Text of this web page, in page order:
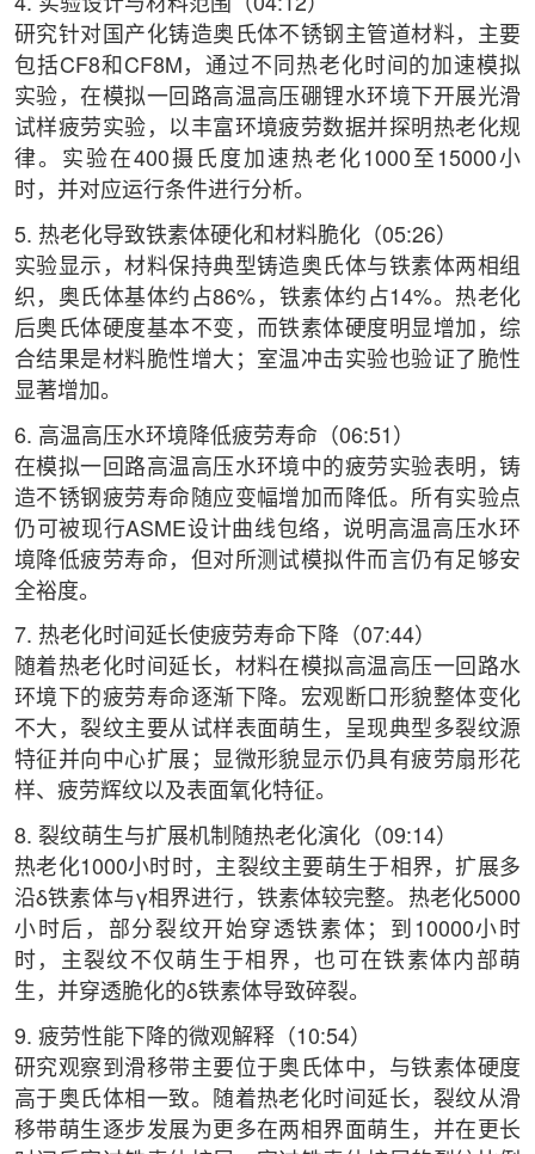
4. 实验设计与材料范围（04:12）
研究针对国产化铸造奥氏体不锈钢主管道材料，主要
包括CF8和CF8M，通过不同热老化时间的加速模拟
实验，在模拟一回路高温高压硼锂水环境下开展光滑
试样疲劳实验，以丰富环境疲劳数据并探明热老化规
律。实验在400摄氏度加速热老化1000至15000小
时，并对应运行条件进行分析。
5. 热老化导致铁素体硬化和材料脆化（05:26）
实验显示，材料保持典型铸造奥氏体与铁素体两相组
织，奥氏体基体约占86%，铁素体约占14%。热老化
后奥氏体硬度基本不变，而铁素体硬度明显增加，综
合结果是材料脆性增大；室温冲击实验也验证了脆性
显著增加。
6. 高温高压水环境降低疲劳寿命（06:51）
在模拟一回路高温高压水环境中的疲劳实验表明，铸
造不锈钢疲劳寿命随应变幅增加而降低。所有实验点
仍可被现行ASME设计曲线包络，说明高温高压水环
境降低疲劳寿命，但对所测试模拟件而言仍有足够安
全裕度。
7. 热老化时间延长使疲劳寿命下降（07:44）
随着热老化时间延长，材料在模拟高温高压一回路水
环境下的疲劳寿命逐渐下降。宏观断口形貌整体变化
不大，裂纹主要从试样表面萌生，呈现典型多裂纹源
特征并向中心扩展；显微形貌显示仍具有疲劳扇形花
样、疲劳辉纹以及表面氧化特征。
8. 裂纹萌生与扩展机制随热老化演化（09:14）
热老化1000小时时，主裂纹主要萌生于相界，扩展多
沿δ铁素体与γ相界进行，铁素体较完整。热老化5000
小时后，部分裂纹开始穿透铁素体；到10000小时
时，主裂纹不仅萌生于相界，也可在铁素体内部萌
生，并穿透脆化的δ铁素体导致碎裂。
9. 疲劳性能下降的微观解释（10:54）
研究观察到滑移带主要位于奥氏体中，与铁素体硬度
高于奥氏体相一致。随着热老化时间延长，裂纹从滑
移带萌生逐步发展为更多在两相界面萌生，并在更长